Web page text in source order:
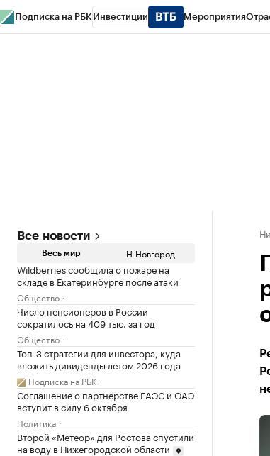
Подписка на РБК Инвестиции Мероприятия
Все новости
Весь мир Н.Новгород
Wildberries сообщила о пожаре на
складе в Екатеринбурге после атаки
Общество
Число пенсионеров в России
сократилось на 409 тыс. за год
Общество
Топ-3 стратегии для инвестора, куда
вложить дивиденды летом 2026 года
Подписка на РБК
Соглашение о партнерстве ЕАЭС и ОАЭ
вступит в силу 6 октября
Политика
Второй «Метеор» для Ростова спустили
на воду в Нижегородской области